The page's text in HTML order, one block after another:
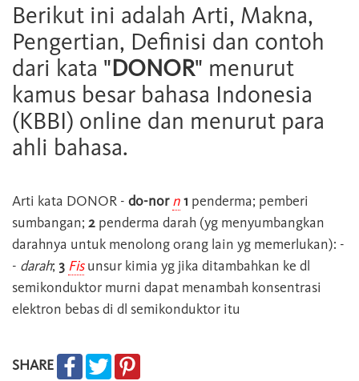
Berikut ini adalah Arti, Makna,
Pengertian, Definisi dan contoh
dari kata "DONOR" menurut
kamus besar bahasa Indonesia
(KBBI) online dan menurut para
ahli bahasa.
Arti kata DONOR - do-nor n1 penderma; pemberi
sumbangan; 2 penderma darah (yg menyumbangkan
darahnya untuk menolong orang lain yg memerlukan): -
- darah; 3 Fisunsur kimia yg jika ditambahkan ke dl
semikonduktor murni dapat menambah konsentrasi
elektron bebas di dl semikonduktor itu
SHARE